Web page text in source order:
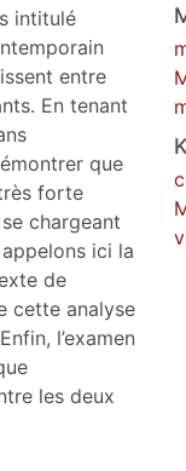
intitulé
entre
En tenant
que
forte
chargeant
ici la
de
cette analyse
l’examen
les deux